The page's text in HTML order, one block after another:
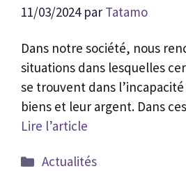
11/03/2024 par Tatamo
Dans notre société, nous
situations dans lesquelles
se trouvent dans
biens et leur argent. Dans
Lire l’article
Catégories
Actualités